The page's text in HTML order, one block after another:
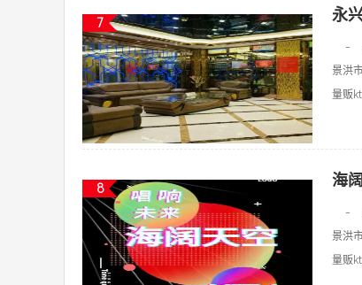
7 永
-
景洪
量贩
8 海
-
景洪
量贩